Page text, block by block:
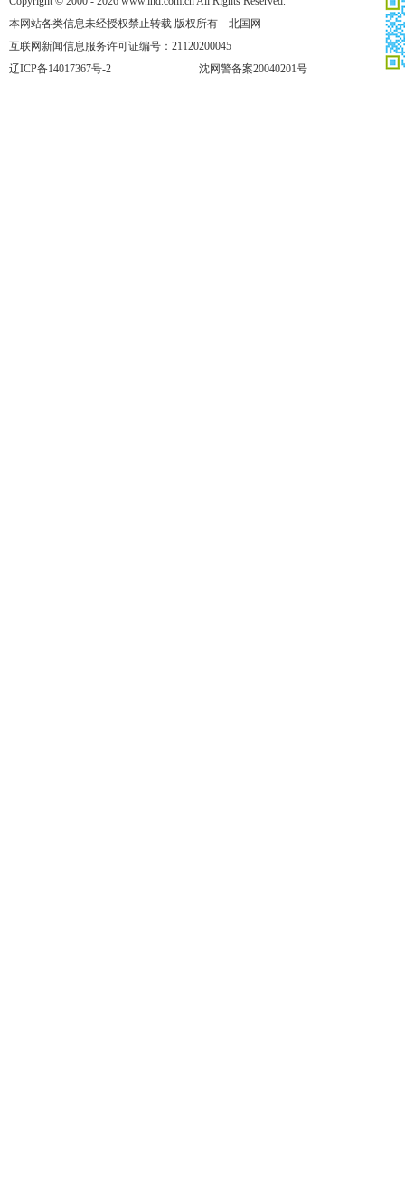
本网站各类信息未经授权禁止转载 版权所有 北国网
互联网新闻信息服务许可证编号：21120200045
辽ICP备14017367号-2
沈网警备案20040201号